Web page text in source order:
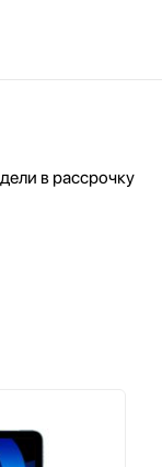
в рассрочку